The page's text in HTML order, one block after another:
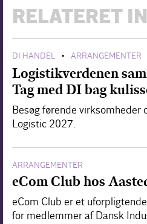
RELATERET
DI HANDEL • ARRANGEMENTER
Logistikverdenen
Tag med DI bag
Besøg førende virksomheder
Logistic 2027.
ARRANGEMENTER
eCom Club hos
eCom Club er et
for medlemmer af Dansk